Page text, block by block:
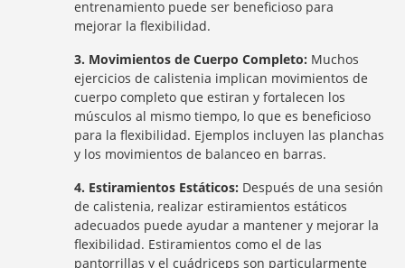
entrenamiento puede ser beneficioso para
mejorar la flexibilidad.
3. Movimientos de Cuerpo Completo: Muchos
ejercicios de calistenia implican movimientos de
cuerpo completo que estiran y fortalecen los
músculos al mismo tiempo, lo que es beneficioso
para la flexibilidad. Ejemplos incluyen las planchas
y los movimientos de balanceo en barras.
4. Estiramientos Estáticos: Después de una sesión
de calistenia, realizar estiramientos estáticos
adecuados puede ayudar a mantener y mejorar la
flexibilidad. Estiramientos como el de las
pantorrillas y el cuádriceps son particularmente